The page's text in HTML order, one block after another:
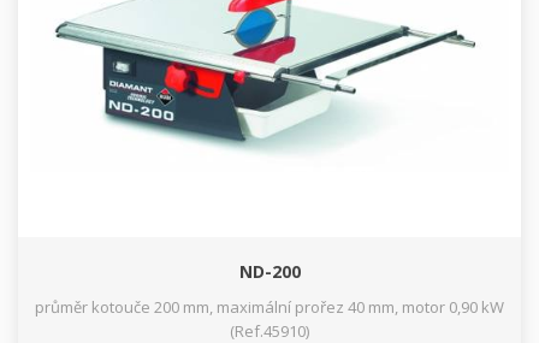
ND-200
průměr kotouče 200 mm, maximální prořez 40 mm, motor 0,90 kW
(Ref.45910)